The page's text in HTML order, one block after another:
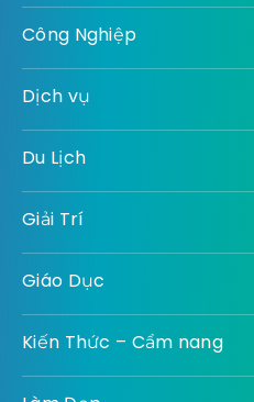
Công Nghiệp
Dịch vụ
Du Lịch
Giải Trí
Giáo Dục
Kiến Thức – Cẩm nang